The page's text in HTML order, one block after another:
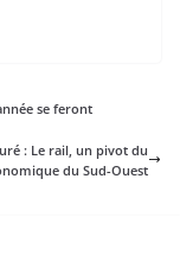
se feront
: Le rail, un pivot du
du Sud-Ouest